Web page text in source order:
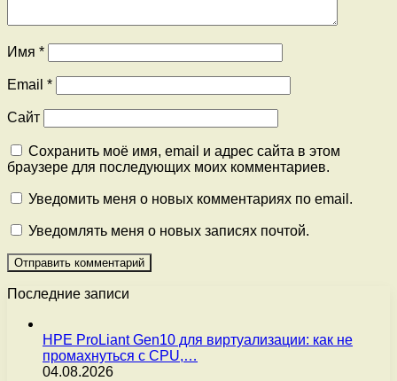
Имя *
Email *
Сайт
Сохранить моё имя, email и адрес сайта в этом
браузере для последующих моих комментариев.
Уведомить меня о новых комментариях по email.
Уведомлять меня о новых записях почтой.
Последние записи
HPE ProLiant Gen10 для виртуализации: как не
промахнуться с CPU,…
04.08.2026